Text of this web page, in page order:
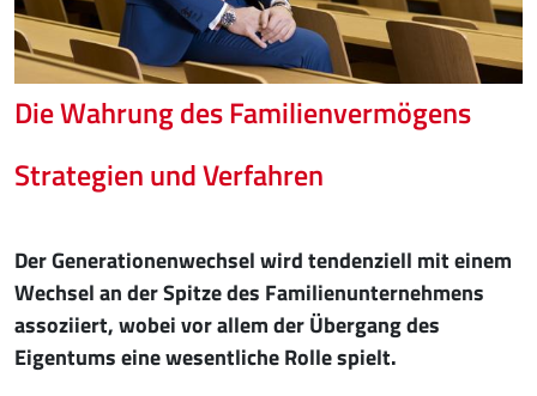
Die Wahrung des Familienvermögens
Strategien und Verfahren
Der Generationenwechsel wird tendenziell mit einem
Wechsel an der Spitze des Familienunternehmens
assoziiert, wobei vor allem der Übergang des
Eigentums eine wesentliche Rolle spielt.